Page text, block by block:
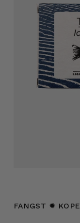
FANGST ✹